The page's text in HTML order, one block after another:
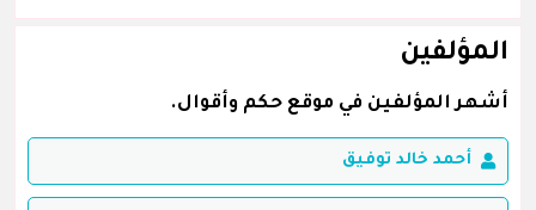
المؤلفين
أشهر المؤلفين في موقع حكم وأقوال.
أحمد خالد توفيق